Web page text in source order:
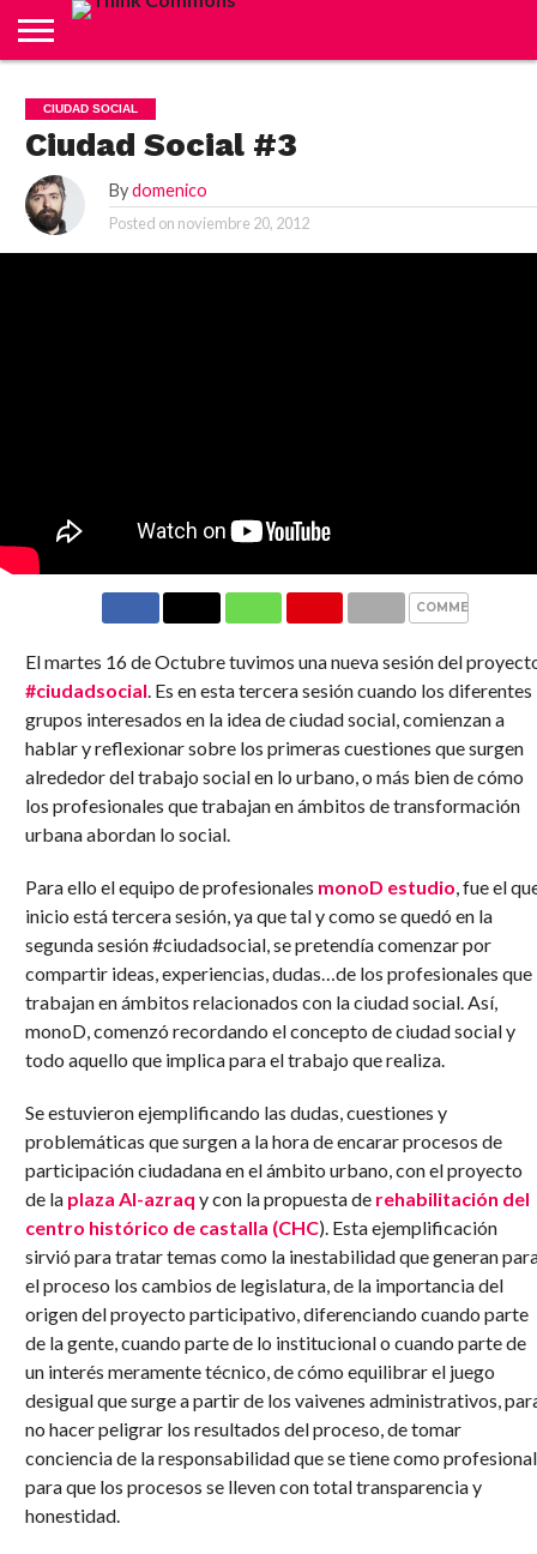
CARRITO
CONTACTO
CRÉDITOS
FINALIZAR
COMPRA
INICIO
LIVE
MI
CUENTA
TIENDA
CIUDAD SOCIAL
Ciudad Social #3
Bydomenico
Posted on noviembre 20, 2012
COMMENTS
El martes 16 de Octubre tuvimos una nueva sesión del
#ciudadsocial . Es en esta tercera sesión cuando los diferentes
grupos interesados en la idea de ciudad social, comienzan a
hablar y reflexionar sobre los primeras cuestiones que surgen
alrededor del trabajo social en lo urbano, o más bien de cómo
los profesionales que trabajan en ámbitos de transformación
urbana abordan lo social.
Para ello el equipo de profesionales monoD estudio , fue el
inicio está tercera sesión, ya que tal y como se quedó en la
segunda sesión #ciudadsocial, se pretendía comenzar por
compartir ideas, experiencias, dudas…de los profesionales que
trabajan en ámbitos relacionados con la ciudad social. Así,
monoD, comenzó recordando el concepto de ciudad social y
todo aquello que implica para el trabajo que realiza.
Se estuvieron ejemplificando las dudas, cuestiones y
problemáticas que surgen a la hora de encarar procesos de
participación ciudadana en el ámbito urbano, con el proyecto
de la plaza Al-azraq y con la propuesta de rehabilitación del
centro histórico de castalla (CHC). Esta ejemplificación
sirvió para tratar temas como la inestabilidad que generan
el proceso los cambios de legislatura, de la importancia del
origen del proyecto participativo, diferenciando cuando parte
de la gente, cuando parte de lo institucional o cuando parte de
un interés meramente técnico, de cómo equilibrar el juego
desigual que surge a partir de los vaivenes administrativos,
no hacer peligrar los resultados del proceso, de tomar
conciencia de la responsabilidad que se tiene como profesional
para que los procesos se lleven con total transparencia y
honestidad.